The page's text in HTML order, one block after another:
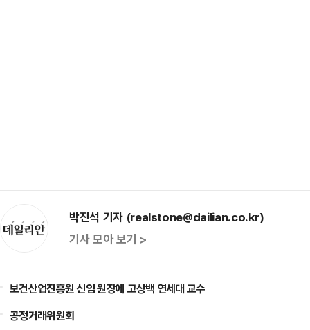
박진석 기자 (realstone@dailian.co.kr)
기사 모아 보기 >
보건산업진흥원 신임 원장에 고상백 연세대 교수
공정거래위원회